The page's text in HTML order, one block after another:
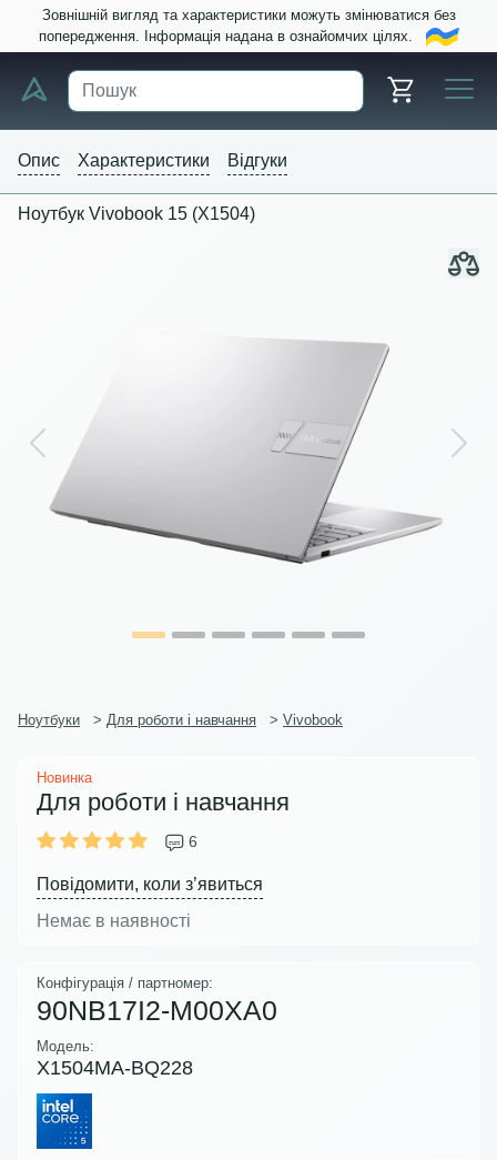
Зовнішній вигляд та характеристики можуть змінюватися без
попередження. Інформація надана в ознайомчих цілях.
Опис Характеристики Відгуки
Ноутбук Vivobook 15 (X1504)
Previous Next
Ноутбуки > Для роботи і навчання > Vivobook
Новинка
Для роботи і навчання
6
Повідомити, коли з’явиться
Немає в наявності
Конфігурація / партномер:
90NB17I2-M00XA0
Модель:
X1504MA-BQ228